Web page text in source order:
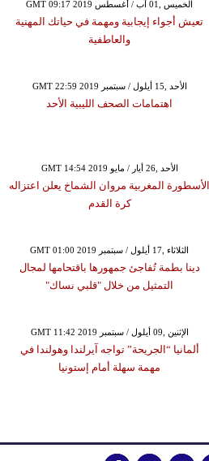
GMT 09:17 2019 الخميس ,01 آب / أغسطس
تعيش أجواء إيجابية ومهمة في حياتك المهنية
والعاطفية
GMT 22:59 2019 الأحد ,15 أيلول / سبتمبر
اهتمامات الصحف الليبية الأحد
GMT 14:54 2019 الأحد ,26 أيار / مايو
الأسطورة المغربية مروان الشماخ يعلن اعتزاله
كرة القدم
GMT 01:00 2019 الثلاثاء ,17 أيلول / سبتمبر
دينا بطمة تُفاجئ جمهورها باقتحامها لمجال
التمثيل من خلال "قلبي نساك"
GMT 11:42 2019 الإثنين ,09 أيلول / سبتمبر
ألمانيا “الجريحة” تواجه آيرلندا وهولندا في
مهمة سهلة أمام إستونيا